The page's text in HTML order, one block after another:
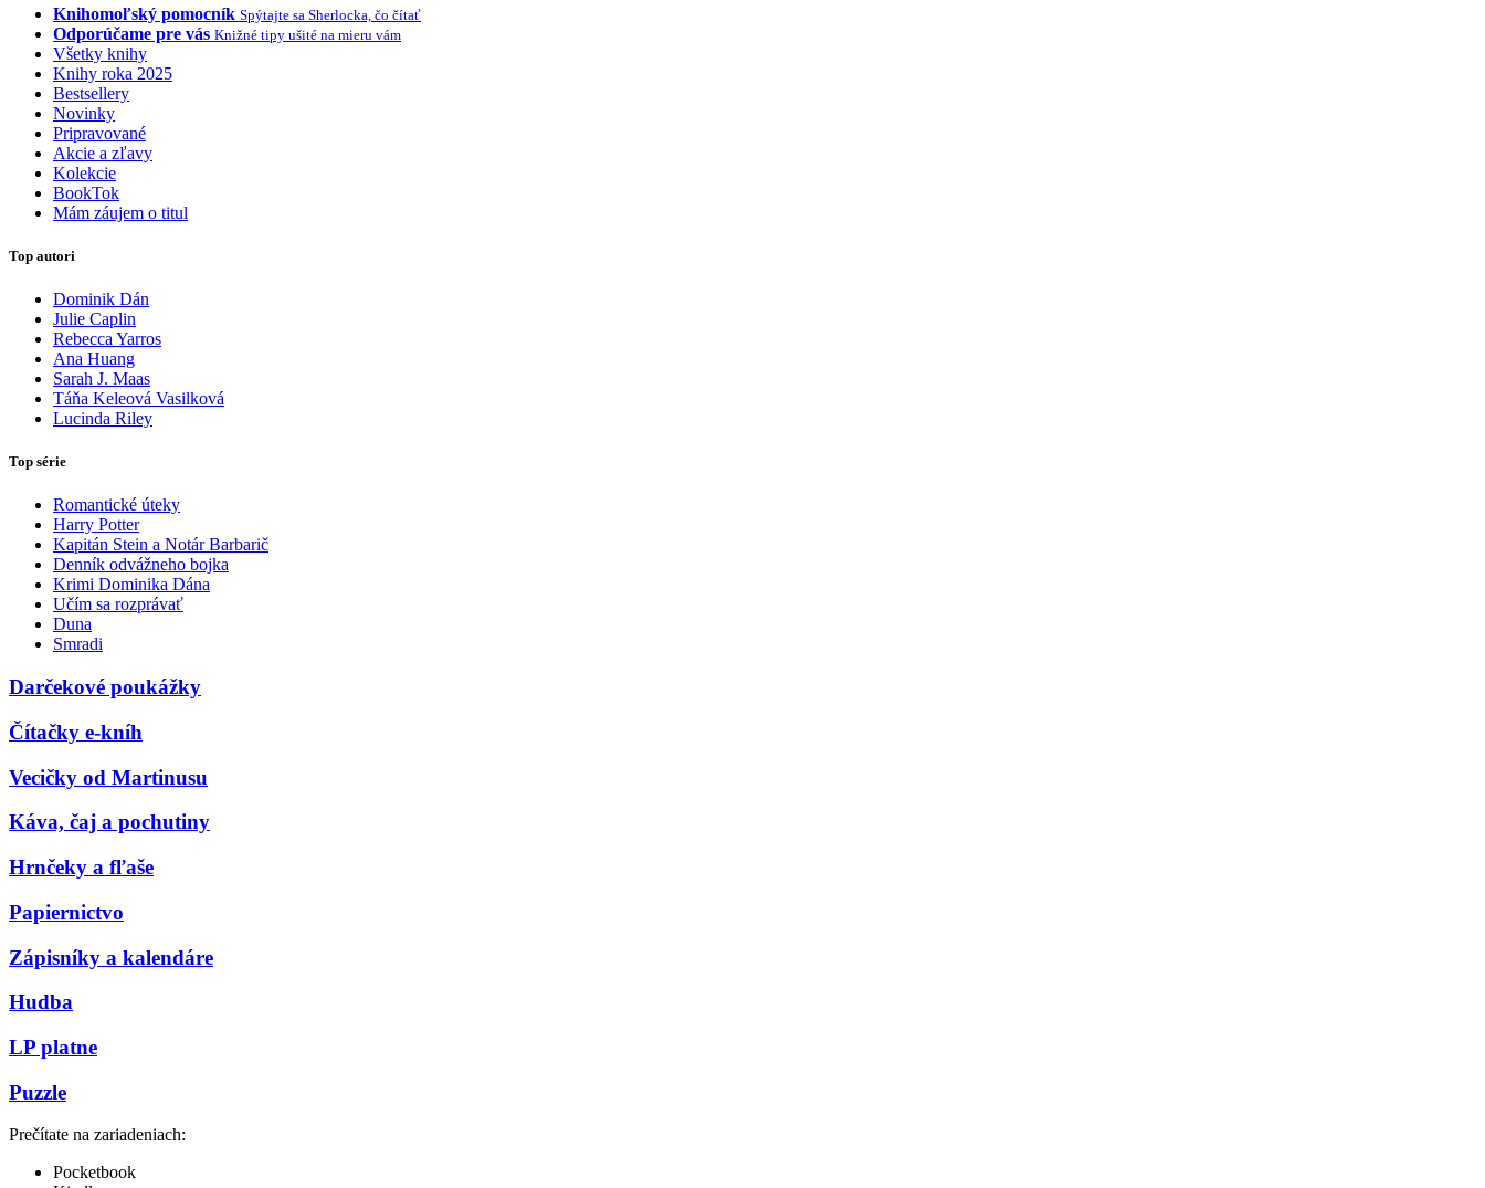
Knihomoľský pomocník Spýtajte sa Sherlocka, čo čítať
Odporúčame pre vás Knižné tipy ušité na mieru vám
Všetky knihy
Knihy roka 2025
Bestsellery
Novinky
Pripravované
Akcie a zľavy
Kolekcie
BookTok
Mám záujem o titul
Top autori
Dominik Dán
Julie Caplin
Rebecca Yarros
Ana Huang
Sarah J. Maas
Táňa Keleová Vasilková
Lucinda Riley
Top série
Romantické úteky
Harry Potter
Kapitán Stein a Notár Barbarič
Denník odvážneho bojka
Krimi Dominika Dána
Učím sa rozprávať
Duna
Smradi
Darčekové poukážky
Čítačky e-kníh
Vecičky od Martinusu
Káva, čaj a pochutiny
Hrnčeky a fľaše
Papiernictvo
Zápisníky a kalendáre
Hudba
LP platne
Puzzle
Prečítate na zariadeniach:
Pocketbook